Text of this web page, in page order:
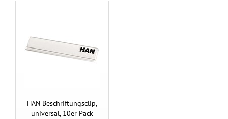
HAN Beschriftungsclip,
universal, 10er Pack